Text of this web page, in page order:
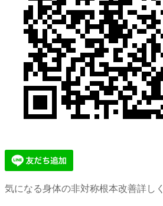
気になる身体の非対称根本改善詳し